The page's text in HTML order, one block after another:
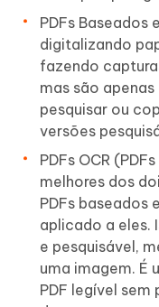
PDFs Baseados
digitalizando
fazendo
mas são
pesquisar ou
versões
PDFs OCR
melhores dos
PDFs baseados
aplicado a eles.
e pesquisável,
uma imagem. É
PDF legível